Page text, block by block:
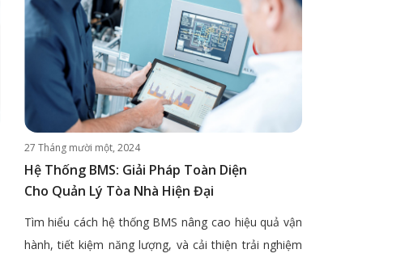
27 Tháng mười một, 2024
Hệ Thống BMS: Giải Pháp Toàn Diện
Cho Quản Lý Tòa Nhà Hiện Đại
Tìm hiểu cách hệ thống BMS nâng cao hiệu quả vận
hành, tiết kiệm năng lượng, và cải thiện trải nghiệm